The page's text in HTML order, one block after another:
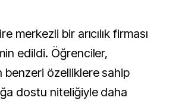
merkezli bir arıcılık firması
edildi. Öğrenciler,
benzeri özelliklere sahip
dostu niteliğiyle daha